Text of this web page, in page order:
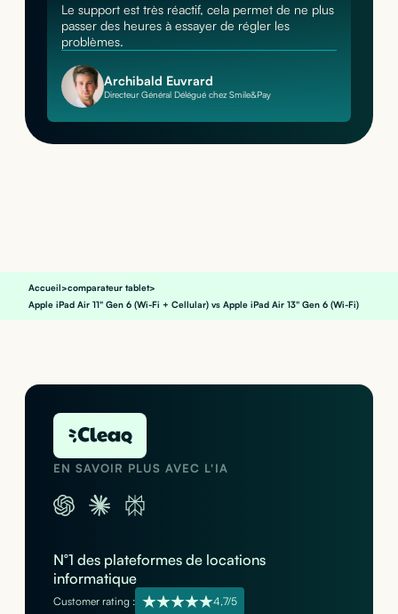
Le support est très réactif, cela permet de ne plus
passer des heures à essayer de régler les
problèmes.
Archibald Euvrard
Directeur Général Délégué chez Smile&Pay
Accueil>comparateur tablet>
Apple iPad Air 11" Gen 6 (Wi-Fi + Cellular) vs Apple iPad Air 13" Gen 6 (Wi-Fi)
EN SAVOIR PLUS AVEC L'IA
N°1 des plateformes de locations
informatique
Customer rating : 4,7/5